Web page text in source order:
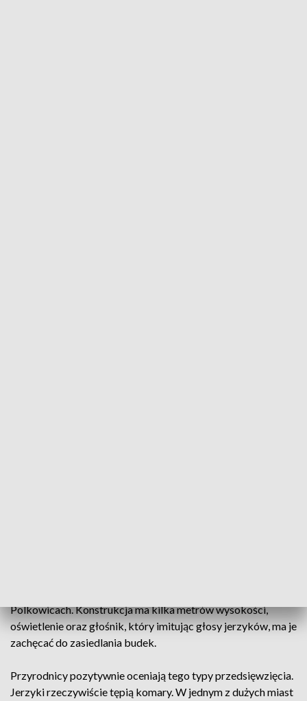
Polkowicach. Konstrukcja ma kilka metrów wysokości,
oświetlenie oraz głośnik, który imitując głosy jerzyków, ma je
zachęcać do zasiedlania budek.
Przyrodnicy pozytywnie oceniają tego typy przedsięwzięcia.
Jerzyki rzeczywiście tępią komary. W jednym z dużych miast